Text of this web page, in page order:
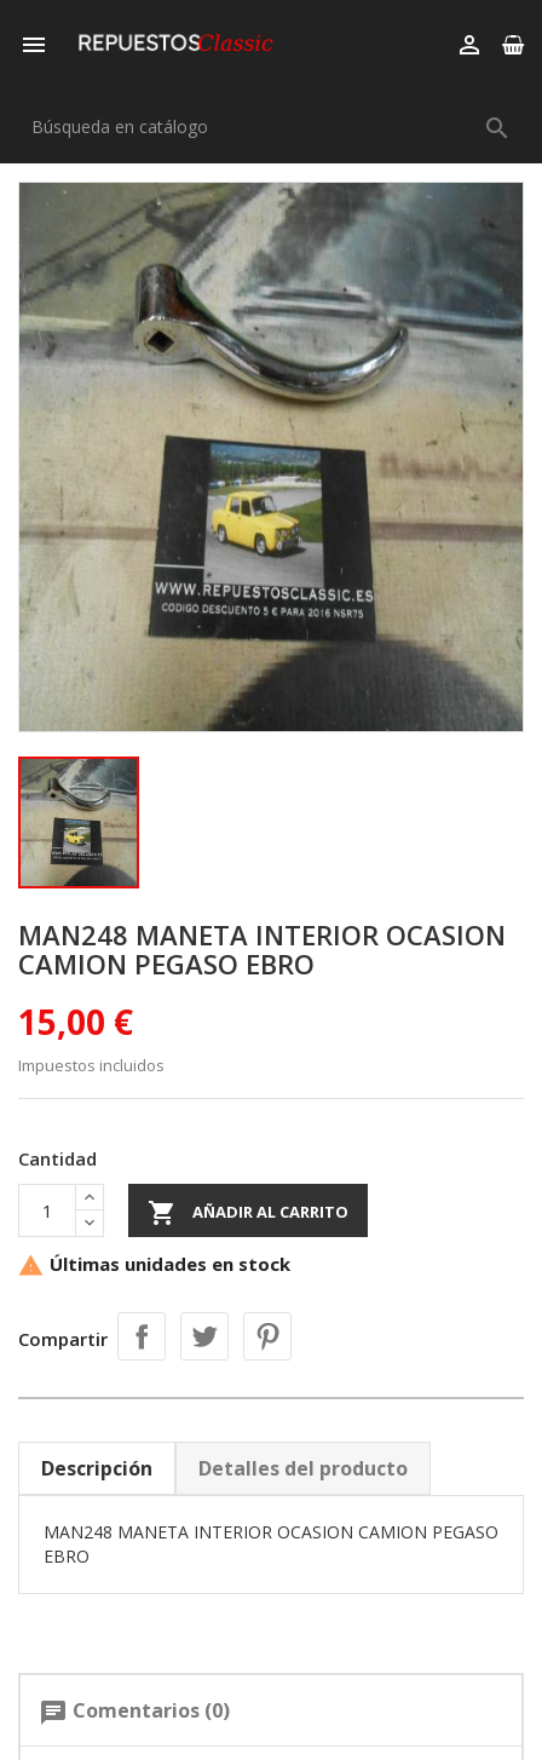
 

MAN248 MANETA INTERIOR OCASION
CAMION PEGASO EBRO
15,00 €
Impuestos incluidos
Cantidad
 AÑADIR AL CARRITO
 Últimas unidades en stock
Compartir
Descripción Detalles del producto
MAN248 MANETA INTERIOR OCASION CAMION PEGASO
EBRO
chat Comentarios (0)